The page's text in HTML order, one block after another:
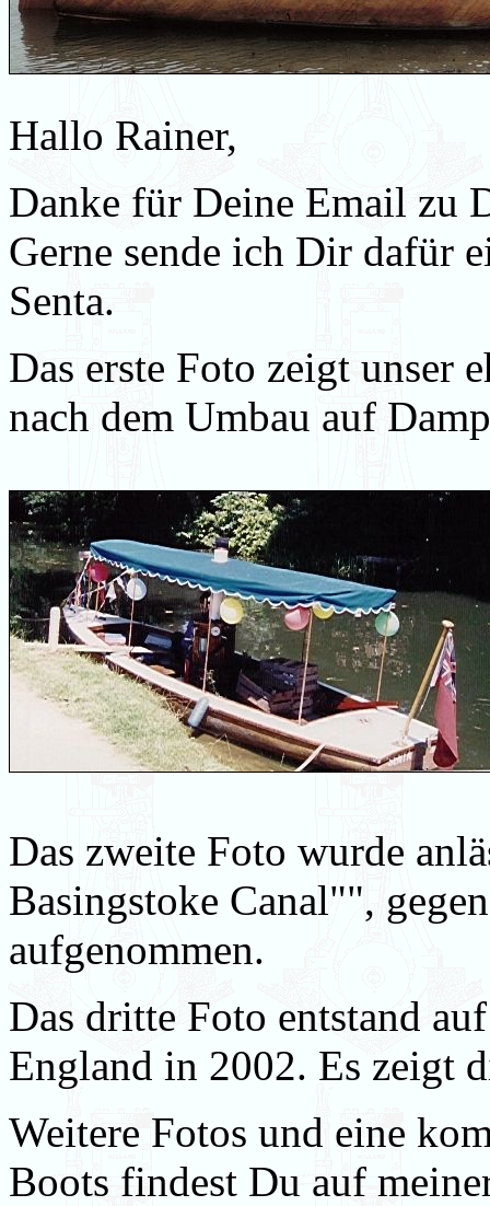
Hallo Rainer,
Danke für Deine Email zu
Gerne sende ich Dir dafür
Senta.
Das erste Foto zeigt unser
nach dem Umbau auf
Das zweite Foto wurde
Basingstoke Canal"",
aufgenommen.
Das dritte Foto entstand
England in 2002. Es zeigt
Weitere Fotos und eine
Boots findest Du auf